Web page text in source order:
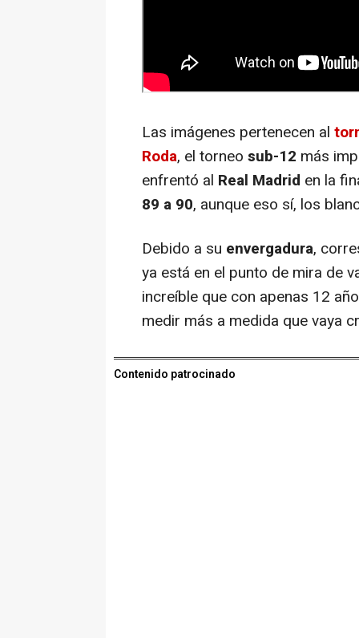
Las imágenes pertenecen al
Roda, el torneo sub-12 más
enfrentó al Real Madrid en la
89 a 90, aunque eso sí, los
Debido a su envergadura,
ya está en el punto de mira de
increíble que con apenas 12
medir más a medida que vaya
Contenido patrocinado